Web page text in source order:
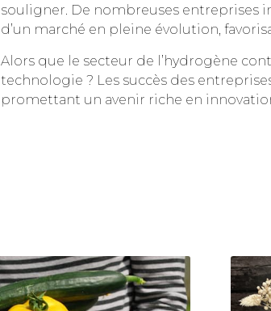
souligner. De nombreuses entreprises
d’un marché en pleine évolution,
Alors que le secteur de l’hydrogène
technologie ? Les succès des
promettant un avenir riche en